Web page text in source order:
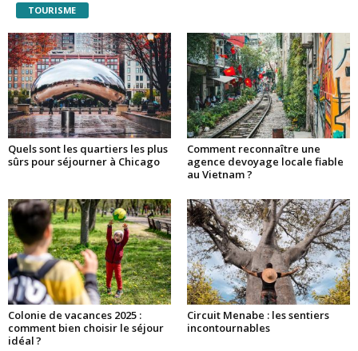
TOURISME
Quels sont les quartiers les plus
sûrs pour séjourner à Chicago
Comment reconnaître une
agence devoyage locale fiable
au Vietnam ?
Colonie de vacances 2025 :
comment bien choisir le séjour
idéal ?
Circuit Menabe : les sentiers
incontournables